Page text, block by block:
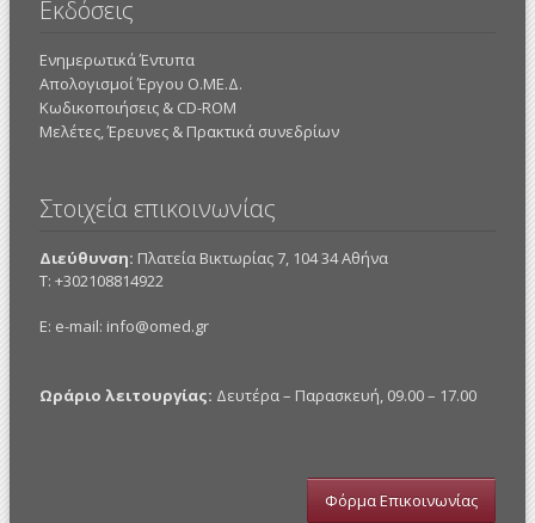
Εκδόσεις
Ενημερωτικά Έντυπα
Απολογισμοί Έργου Ο.ΜΕ.Δ.
Κωδικοποιήσεις & CD-ROM
Mελέτες, Έρευνες & Πρακτικά συνεδρίων
Στοιχεία επικοινωνίας
Διεύθυνση: Πλατεία Βικτωρίας 7, 104 34 Αθήνα
Τ: +302108814922
E: e-mail: info@omed.gr
Ωράριο λειτουργίας: Δευτέρα – Παρασκευή, 09.00 – 17.00
Φόρμα Επικοινωνίας